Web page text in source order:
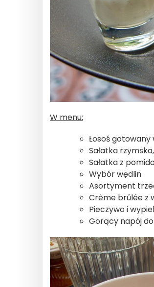
W menu:
Łosoś
Sałatka
Sałatka z
Wybór wędlin
Asortyment
Crème brûlée z
Pieczywo i
Gorący napój